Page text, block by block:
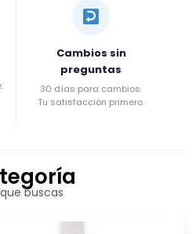
Cambios sin
preguntas
30 días para cambios.
Tu satisfacción primero.
buscas